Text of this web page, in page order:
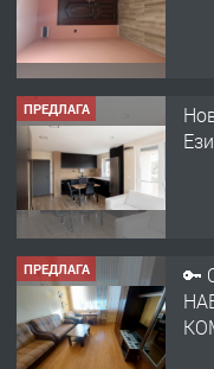
ПРЕДЛАГА
ПРЕДЛАГА
🔑